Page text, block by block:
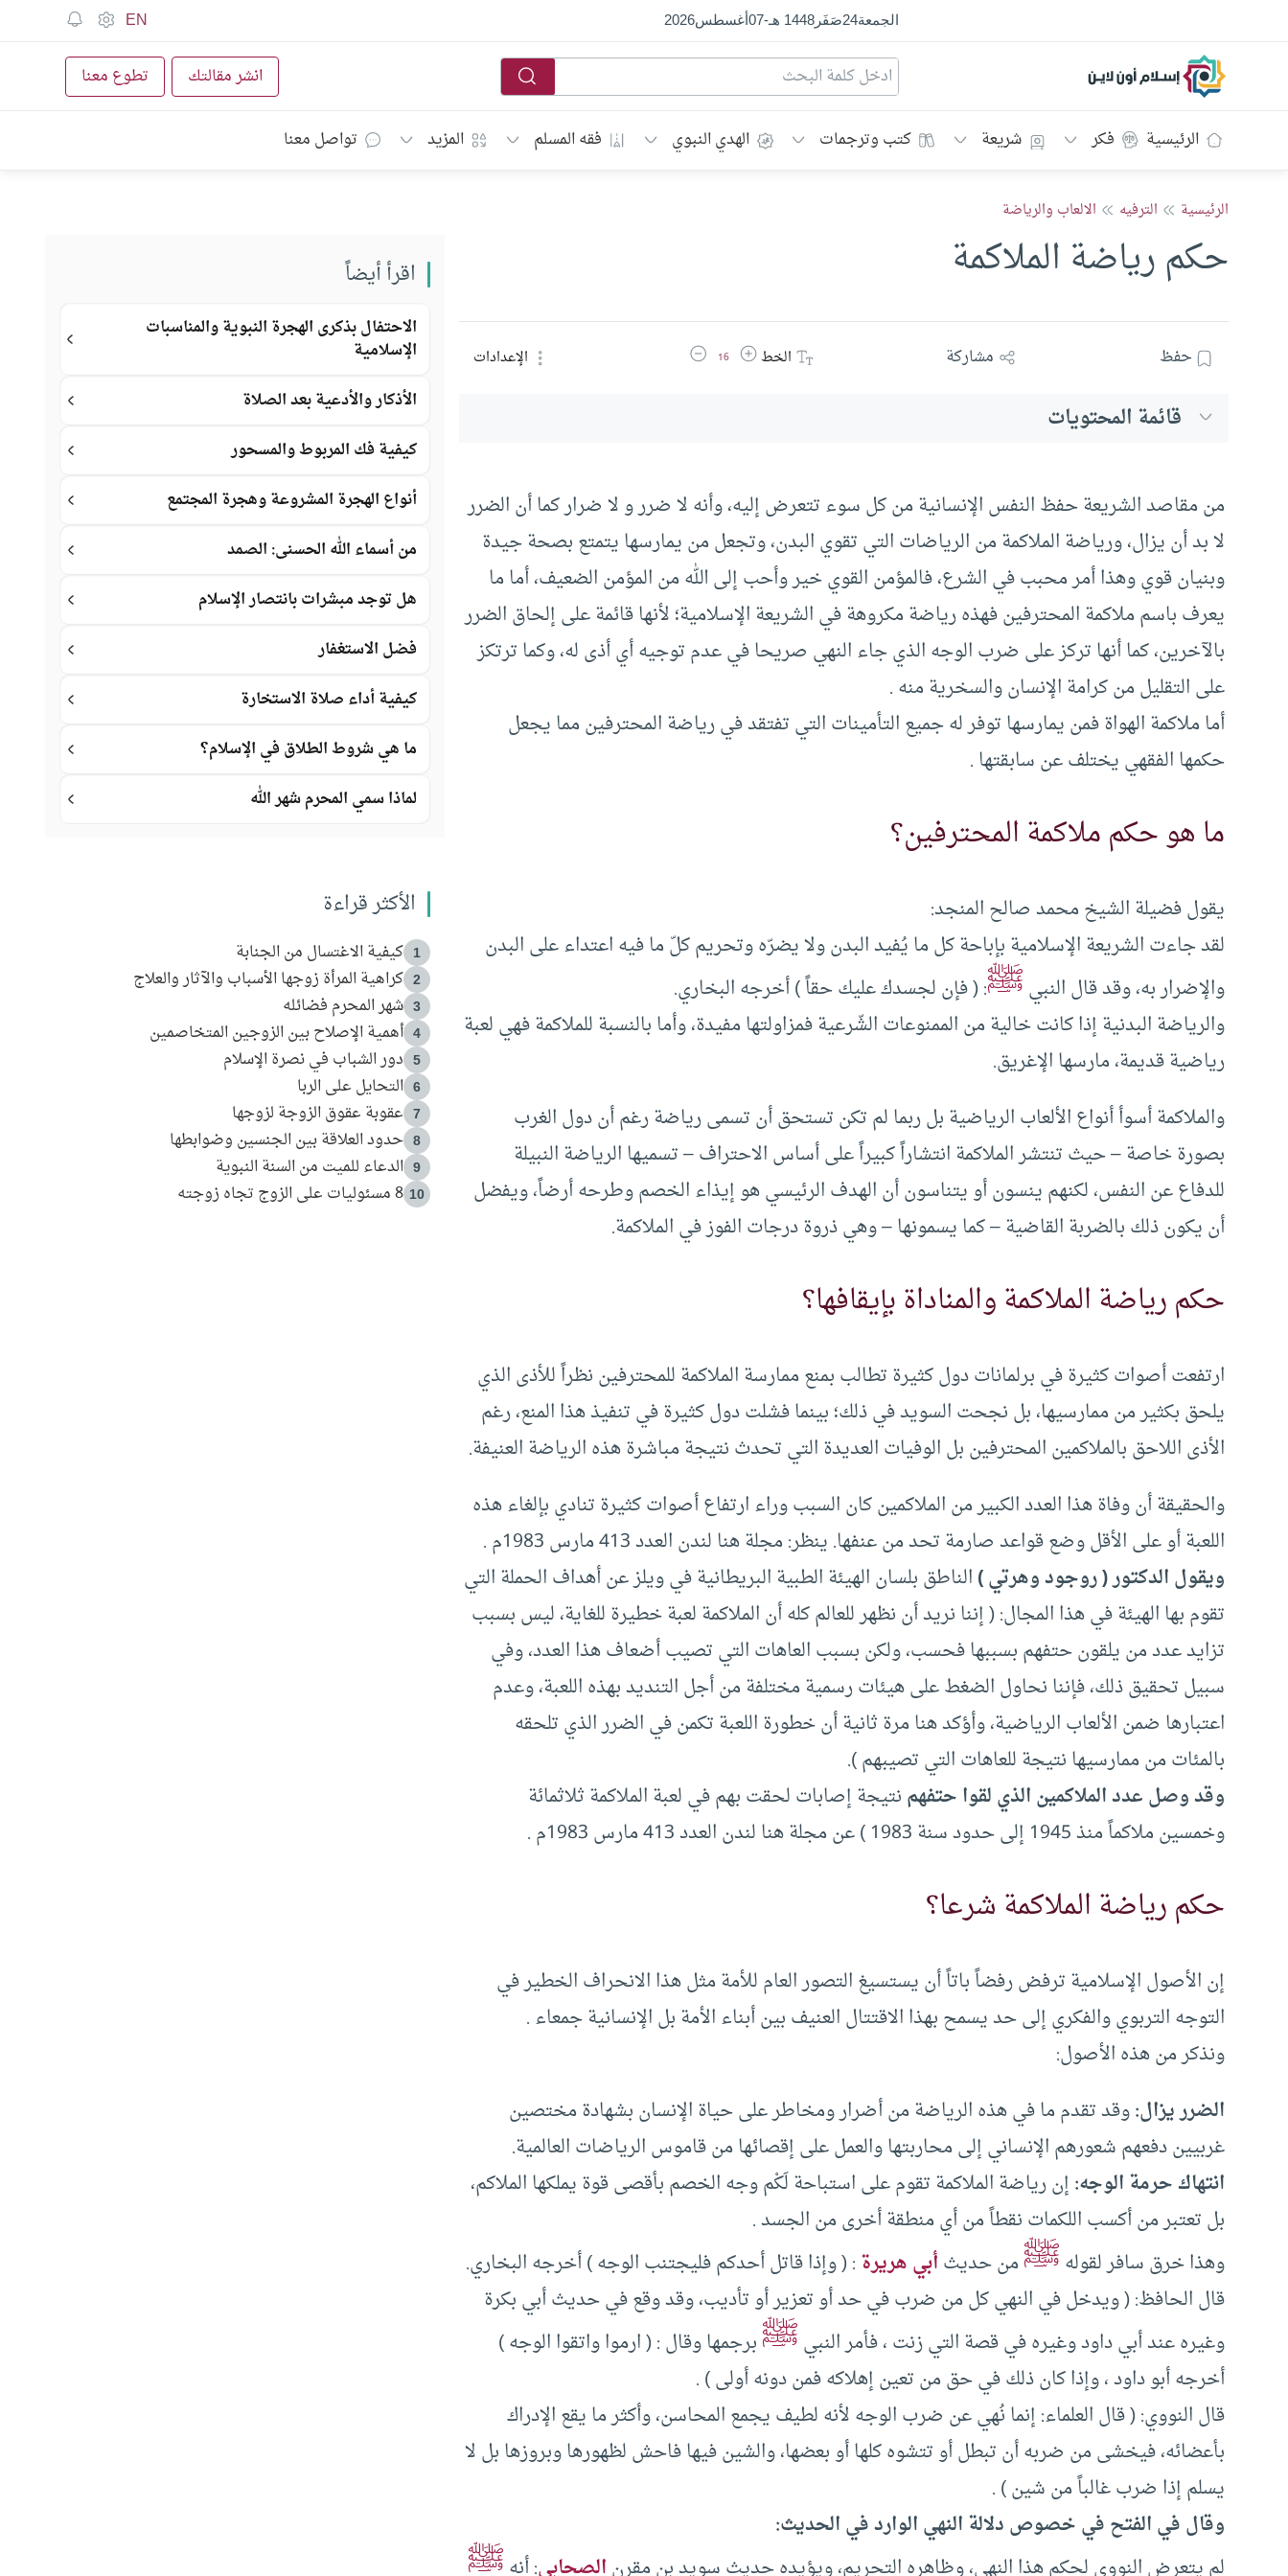
الجمعة24صَفَر1448 هـ -
07أغسطس2026
EN
إسلام أون لاين انشر مقالتك تطوع معنا
الرئيسية فكر شريعة كتب وترجمات الهدي النبوي فقه المسلم المزيد تواصل معنا
الرئيسية الترفيه الالعاب والرياضة
حكم رياضة الملاكمة
حفظ مشاركة الخطزيادة حجم الخط
16 تقليل حجم الخط الإعدادات
قائمة المحتويات
من مقاصد الشريعة حفظ النفس الإنسانية من كل سوء تتعرض إليه، وأنه لا ضرر و لا ضرار كما أن الضرر
لا بد أن يزال، ورياضة الملاكمة من الرياضات التي تقوي البدن، وتجعل من يمارسها يتمتع بصحة جيدة
وبنيان قوي وهذا أمر محبب في الشرع، فالمؤمن القوي خير وأحب إلى الله من المؤمن الضعيف، أما ما
يعرف باسم ملاكمة المحترفين فهذه رياضة مكروهة في الشريعة الإسلامية؛ لأنها قائمة على إلحاق الضرر
بالآخرين، كما أنها تركز على ضرب الوجه الذي جاء النهي صريحا في عدم توجيه أي أذى له، وكما ترتكز
على التقليل من كرامة الإنسان والسخرية منه .
أما ملاكمة الهواة فمن يمارسها توفر له جميع التأمينات التي تفتقد في رياضة المحترفين مما يجعل
حكمها الفقهي يختلف عن سابقتها .
ما هو حكم ملاكمة المحترفين؟
يقول فضيلة الشيخ محمد صالح المنجد:
لقد جاءت الشريعة الإسلامية بإباحة كل ما يُفيد البدن ولا يضرّه وتحريم كلّ ما فيه اعتداء على البدن
والإضرار به، وقد قال النبيﷺ: ( فإن لجسدك عليك حقاً ) أخرجه البخاري.
والرياضة البدنية إذا كانت خالية من الممنوعات الشّرعية فمزاولتها مفيدة، وأما بالنسبة للملاكمة فهي لعبة
رياضية قديمة، مارسها الإغريق.
والملاكمة أسوأ أنواع الألعاب الرياضية بل ربما لم تكن تستحق أن تسمى رياضة رغم أن دول الغرب
بصورة خاصة – حيث تنتشر الملاكمة انتشاراً كبيراً على أساس الاحتراف – تسميها الرياضة النبيلة
للدفاع عن النفس، لكنهم ينسون أو يتناسون أن الهدف الرئيسي هو إيذاء الخصم وطرحه أرضاً، ويفضل
أن يكون ذلك بالضربة القاضية – كما يسمونها – وهي ذروة درجات الفوز في الملاكمة.
حكم رياضة الملاكمة والمناداة بإيقافها؟
ارتفعت أصوات كثيرة في برلمانات دول كثيرة تطالب بمنع ممارسة الملاكمة للمحترفين نظراً للأذى الذي
يلحق بكثير من ممارسيها، بل نجحت السويد في ذلك؛ بينما فشلت دول كثيرة في تنفيذ هذا المنع، رغم
الأذى اللاحق بالملاكمين المحترفين بل الوفيات العديدة التي تحدث نتيجة مباشرة هذه الرياضة العنيفة.
والحقيقة أن وفاة هذا العدد الكبير من الملاكمين كان السبب وراء ارتفاع أصوات كثيرة تنادي بإلغاء هذه
اللعبة أو على الأقل وضع قواعد صارمة تحد من عنفها. ينظر: مجلة هنا لندن العدد 413 مارس 1983م .
ويقول الدكتور ( روجود وهرتي )الناطق بلسان الهيئة الطبية البريطانية في ويلز عن أهداف الحملة التي
تقوم بها الهيئة في هذا المجال: ( إننا نريد أن نظهر للعالم كله أن الملاكمة لعبة خطيرة للغاية، ليس بسبب
تزايد عدد من يلقون حتفهم بسببها فحسب، ولكن بسبب العاهات التي تصيب أضعاف هذا العدد، وفي
سبيل تحقيق ذلك، فإننا نحاول الضغط على هيئات رسمية مختلفة من أجل التنديد بهذه اللعبة، وعدم
اعتبارها ضمن الألعاب الرياضية، وأؤكد هنا مرة ثانية أن خطورة اللعبة تكمن في الضرر الذي تلحقه
بالمئات من ممارسيها نتيجة للعاهات التي تصيبهم ).
وقد وصل عدد الملاكمين الذي لقوا حتفهمنتيجة إصابات لحقت بهم في لعبة الملاكمة ثلاثمائة
وخمسين ملاكماً منذ 1945 إلى حدود سنة 1983 ) عن مجلة هنا لندن العدد 413 مارس 1983م .
حكم رياضة الملاكمة شرعا؟
إن الأصول الإسلامية ترفض رفضاً باتاً أن يستسيغ التصور العام للأمة مثل هذا الانحراف الخطير في
التوجه التربوي والفكري إلى حد يسمح بهذا الاقتتال العنيف بين أبناء الأمة بل الإنسانية جمعاء .
ونذكر من هذه الأصول:
الضرر يزال:وقد تقدم ما في هذه الرياضة من أضرار ومخاطر على حياة الإنسان بشهادة مختصين
غربيين دفعهم شعورهم الإنساني إلى محاربتها والعمل على إقصائها من قاموس الرياضات العالمية.
انتهاك حرمة الوجه:إن رياضة الملاكمة تقوم على استباحة لَكْم وجه الخصم بأقصى قوة يملكها الملاكم،
بل تعتبر من أكسب اللكمات نقطاً من أي منطقة أخرى من الجسد .
وهذا خرق سافر لقولهﷺمن حديثأبي هريرة: ( وإذا قاتل أحدكم فليجتنب الوجه ) أخرجه البخاري.
قال الحافظ: ( ويدخل في النهي كل من ضرب في حد أو تعزير أو تأديب، وقد وقع في حديث أبي بكرة
وغيره عند أبي داود وغيره في قصة التي زنت ، فأمر النبيﷺبرجمها وقال : ( ارموا واتقوا الوجه )
أخرجه أبو داود ، وإذا كان ذلك في حق من تعين إهلاكه فمن دونه أولى ) .
قال النووي: ( قال العلماء: إنما نُهي عن ضرب الوجه لأنه لطيف يجمع المحاسن، وأكثر ما يقع الإدراك
بأعضائه، فيخشى من ضربه أن تبطل أو تتشوه كلها أو بعضها، والشين فيها فاحش لظهورها وبروزها بل لا
يسلم إذا ضرب غالباً من شين ) .
وقال في الفتح في خصوص دلالة النهي الوارد في الحديث:
لم يتعرض النووي لحكم هذا النهي، وظاهره التحريم، ويؤيده حديث سويد بن مقرنالصحابي: أنهﷺ
اقرأ أيضاً
الاحتفال بذكرى الهجرة النبوية والمناسبات
الإسلامية
الأذكار والأدعية بعد الصلاة
كيفية فك المربوط والمسحور
أنواع الهجرة المشروعة وهجرة المجتمع
من أسماء الله الحسنى: الصمد
هل توجد مبشرات بانتصار الإسلام
فضل الاستغفار
كيفية أداء صلاة الاستخارة
ما هي شروط الطلاق في الإسلام؟
لماذا سمي المحرم شهر الله
الأكثر قراءة
1 كيفية الاغتسال من الجنابة
2 كراهية المرأة زوجها الأسباب والآثار والعلاج
3 شهر المحرم فضائله
4 أهمية الإصلاح بين الزوجين المتخاصمين
5 دور الشباب في نصرة الإسلام
6 التحايل على الربا
7 عقوبة عقوق الزوجة لزوجها
8 حدود العلاقة بين الجنسين وضوابطها
9 الدعاء للميت من السنة النبوية
10 8 مسئوليات على الزوج تجاه زوجته